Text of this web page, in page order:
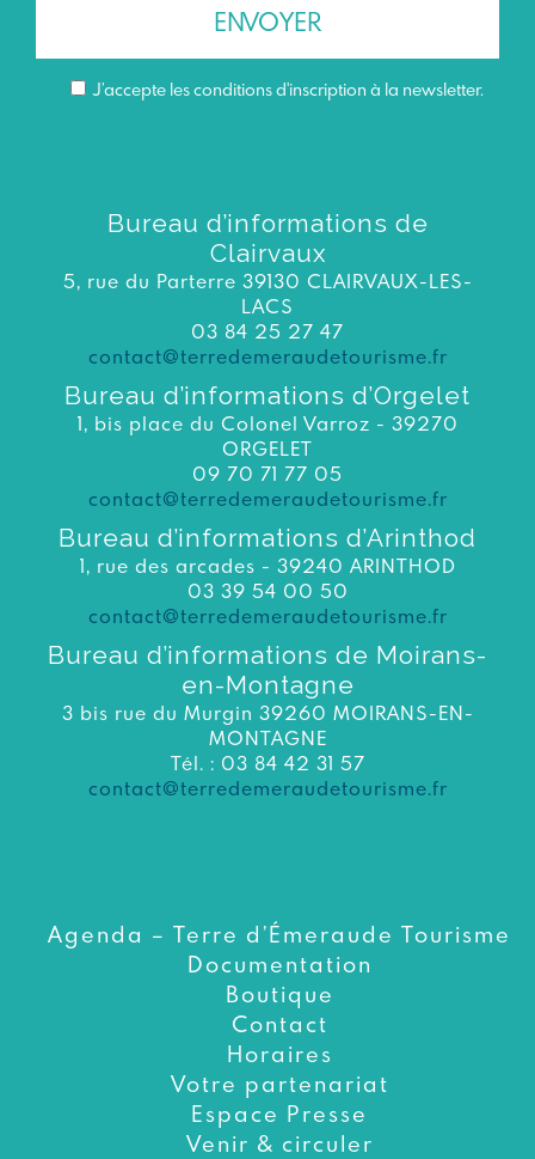
J’accepte les conditions d'inscription à la newsletter.
Bureau d’informations de
Clairvaux
5, rue du Parterre 39130 CLAIRVAUX-LES-
LACS
03 84 25 27 47
contact@terredemeraudetourisme.fr
Bureau d’informations d’Orgelet
1, bis place du Colonel Varroz - 39270
ORGELET
09 70 71 77 05
contact@terredemeraudetourisme.fr
Bureau d’informations d’Arinthod
1, rue des arcades - 39240 ARINTHOD
03 39 54 00 50
contact@terredemeraudetourisme.fr
Bureau d’informations de Moirans-
en-Montagne
3 bis rue du Murgin 39260 MOIRANS-EN-
MONTAGNE
Tél. : 03 84 42 31 57
contact@terredemeraudetourisme.fr
Agenda – Terre d’Émeraude Tourisme
Documentation
Boutique
Contact
Horaires
Votre partenariat
Espace Presse
Venir & circuler